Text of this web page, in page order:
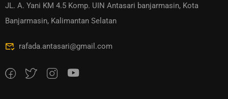
JL. A. Yani KM 4.5 Komp. UIN Antasari banjarmasin, Kota
Banjarmasin, Kalimantan Selatan
rafada.antasari@gmail.com